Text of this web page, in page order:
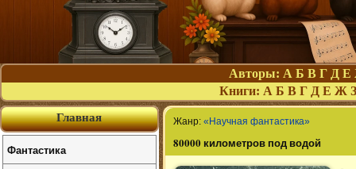
Авторы: А Б В Г Д Е
Книги: А Б В Г Д Е Ж З
Жанр: «Научная фантастика»
80000 километров под водой
Главная
Фантастика